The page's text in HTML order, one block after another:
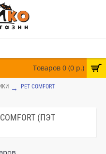
Товаров 0 (0 р.)
PET COMFORT
(ПЭТ